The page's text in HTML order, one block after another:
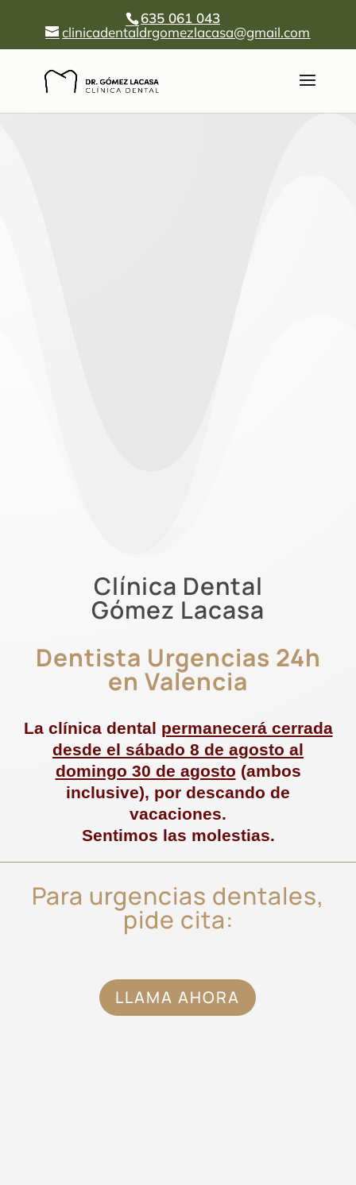
635 061 043
clinicadentaldrgomezlacasa@gmail.com
Clínica Dental
Gómez Lacasa
Dentista Urgencias 24h
en Valencia
La clínica dental permanecerá cerrada
desde el sábado 8 de agosto al
domingo 30 de agosto (ambos
inclusive), por descando de
vacaciones.
Sentimos las molestias.
Para urgencias dentales,
pide cita:
LLAMA AHORA